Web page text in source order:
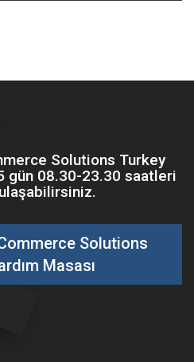
Solutions Turkey
gün 08.30-23.30 saatleri
Solutions
Masası